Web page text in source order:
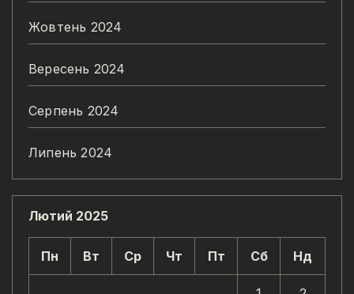
Жовтень 2024
Вересень 2024
Серпень 2024
Липень 2024
Лютий 2025
Пн Вт Ср Чт Пт Сб Нд